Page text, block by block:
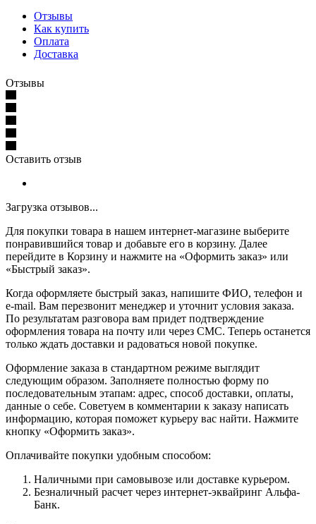
Отзывы
Как купить
Оплата
Доставка
Отзывы
Оставить отзыв
Загрузка отзывов...
Для покупки товара в нашем интернет-магазине выберите
понравившийся товар и добавьте его в корзину. Далее
перейдите в Корзину и нажмите на «Оформить заказ» или
«Быстрый заказ».
Когда оформляете быстрый заказ, напишите ФИО, телефон и
e-mail. Вам перезвонит менеджер и уточнит условия заказа.
По результатам разговора вам придет подтверждение
оформления товара на почту или через СМС. Теперь останется
только ждать доставки и радоваться новой покупке.
Оформление заказа в стандартном режиме выглядит
следующим образом. Заполняете полностью форму по
последовательным этапам: адрес, способ доставки, оплаты,
данные о себе. Советуем в комментарии к заказу написать
информацию, которая поможет курьеру вас найти. Нажмите
кнопку «Оформить заказ».
Оплачивайте покупки удобным способом:
Наличными при самовывозе или доставке курьером.
Безналичный расчет через интернет-эквайринг Альфа-
Банк.